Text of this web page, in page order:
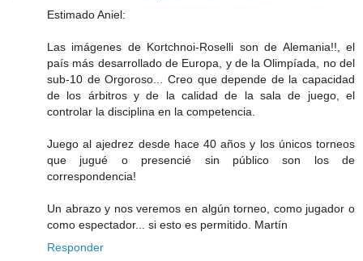
Estimado Aniel:
Las imágenes de Kortchnoi-Roselli son de Alemania!!, el
país más desarrollado de Europa, y de la Olimpíada, no del
sub-10 de Orgoroso... Creo que depende de la capacidad
de los árbitros y de la calidad de la sala de juego, el
controlar la disciplina en la competencia.
Juego al ajedrez desde hace 40 años y los únicos torneos
que jugué o presencié sin público son los de
correspondencia!
Un abrazo y nos veremos en algún torneo, como jugador o
como espectador... si esto es permitido. Martín
Responder